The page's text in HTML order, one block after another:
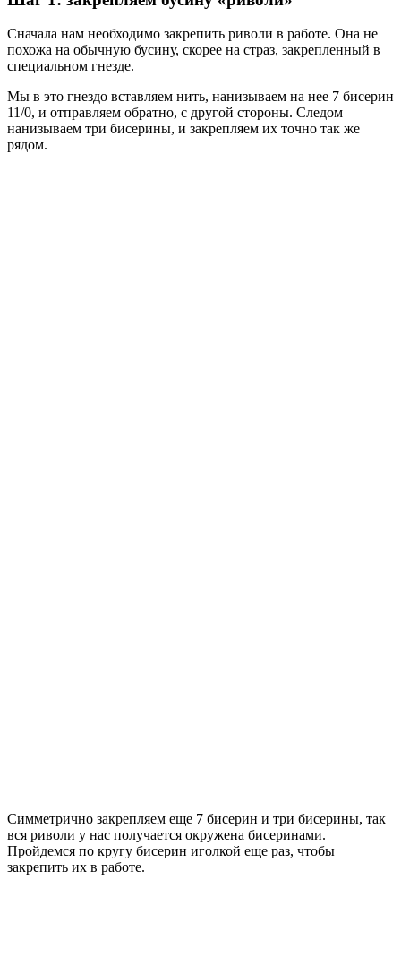
Сначала нам необходимо закрепить риволи в работе. Она не
похожа на обычную бусину, скорее на страз, закрепленный в
специальном гнезде.
Мы в это гнездо вставляем нить, нанизываем на нее 7 бисерин
11/0, и отправляем обратно, с другой стороны. Следом
нанизываем три бисерины, и закрепляем их точно так же
рядом.
Симметрично закрепляем еще 7 бисерин и три бисерины, так
вся риволи у нас получается окружена бисеринами.
Пройдемся по кругу бисерин иголкой еще раз, чтобы
закрепить их в работе.